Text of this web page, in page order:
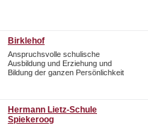
Birklehof
Anspruchsvolle schulische
Ausbildung und Erziehung und
Bildung der ganzen Persönlichkeit
Hermann Lietz-Schule
Spiekeroog